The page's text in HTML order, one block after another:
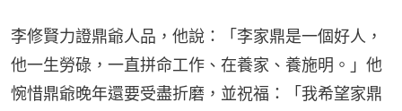
李修賢力證鼎爺人品，他說：「李家鼎是一個好人，
他一生勞碌，一直拼命工作、在養家、養施明。」他
惋惜鼎爺晚年還要受盡折磨，並祝福：「我希望家鼎